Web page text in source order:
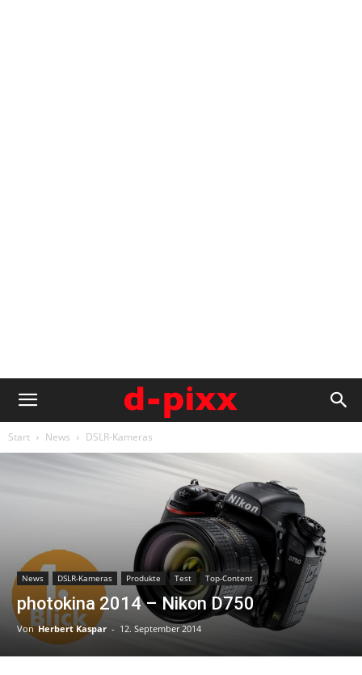
Start News DSLR-Kameras
News DSLR-Kameras Produkte Test Top-Content
photokina 2014 – Nikon D750
Von Herbert Kaspar - 12. September 2014